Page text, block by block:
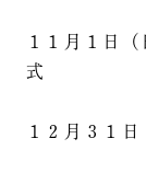
１１月１日
式
１２月３１